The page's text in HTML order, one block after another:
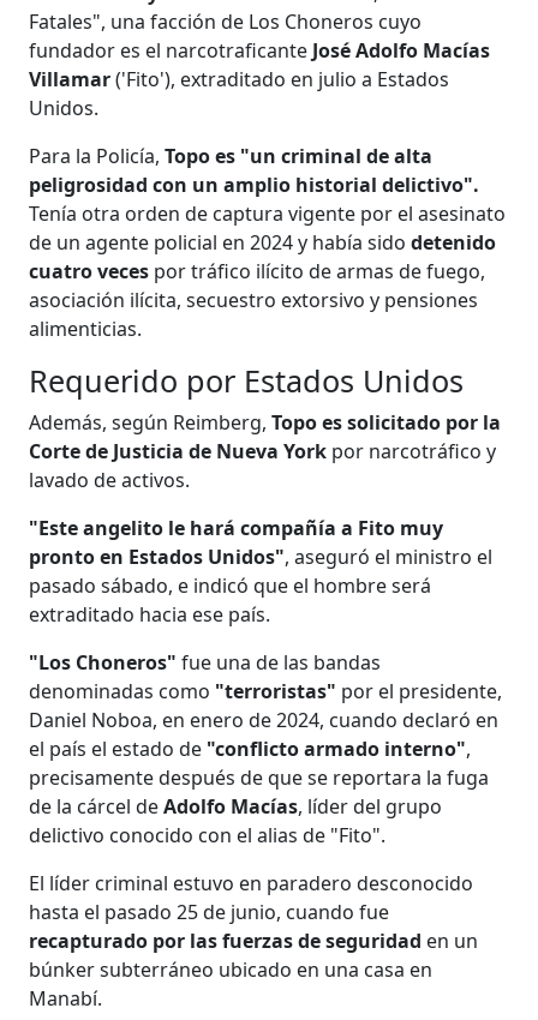
Fatales", una facción de Los Choneros cuyo
fundador es el narcotraficante José Adolfo Macías
Villamar('Fito'), extraditado en julio a Estados
Unidos.
Para la Policía,Topo es "un criminal de alta
peligrosidad con un amplio historial delictivo".
Tenía otra orden de captura vigente por el asesinato
de un agente policial en 2024 y había sidodetenido
cuatro veces por tráfico ilícito de armas de fuego,
asociación ilícita, secuestro extorsivo y pensiones
alimenticias.
Requerido por Estados Unidos
Además, según Reimberg, Topo es solicitado por la
Corte de Justicia de Nueva York por narcotráfico y
lavado de activos.
"Este angelito le hará compañía a Fito muy
pronto en Estados Unidos", aseguró el ministro el
pasado sábado, e indicó que el hombre será
extraditado hacia ese país.
"Los Choneros" fue una de las bandas
denominadas como "terroristas" por el presidente,
Daniel Noboa, en enero de 2024, cuando declaró en
el país el estado de "conflicto armado interno",
precisamente después de que se reportara la fuga
de la cárcel deAdolfo Macías, líder del grupo
delictivo conocido con el alias de "Fito".
El líder criminal estuvo en paradero desconocido
hasta el pasado 25 de junio, cuando fue
recapturado por las fuerzas de seguridad en un
búnker subterráneo ubicado en una casa en
Manabí.